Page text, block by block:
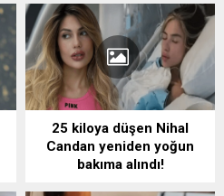
25 kiloya düşen Nihal
Candan yeniden yoğun
bakıma alındı!